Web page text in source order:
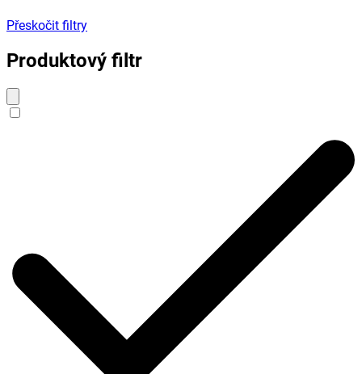
Přeskočit filtry
Produktový filtr